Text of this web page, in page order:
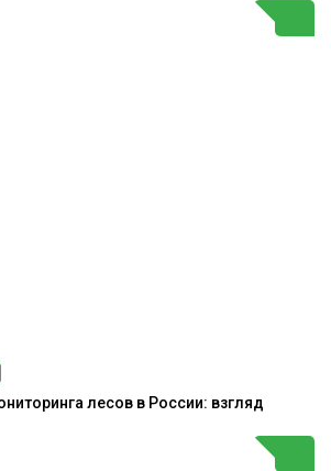
лесов в России: взгляд